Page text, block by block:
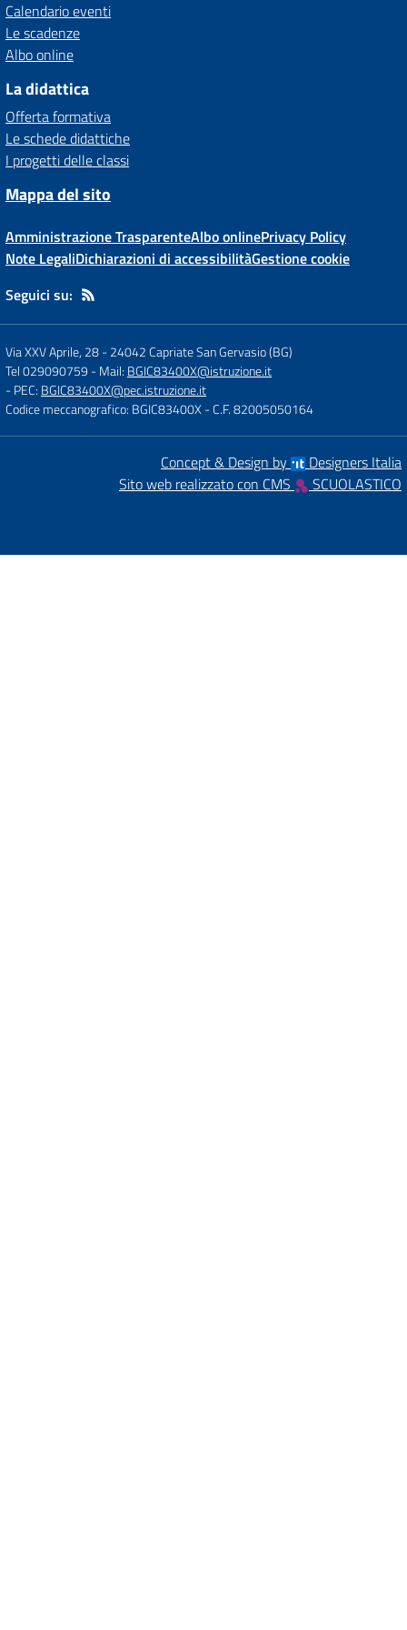
Calendario eventi
Le scadenze
Albo online
La didattica
Offerta formativa
Le schede didattiche
I progetti delle classi
Mappa del sito
Amministrazione TrasparenteAlbo onlinePrivacy Policy
Note LegaliDichiarazioni di accessibilitàGestione cookie
Seguici su:
Via XXV Aprile, 28-24042 Capriate San Gervasio (BG)
Tel 029090759 - Mail: BGIC83400X@istruzione.it
- PEC: BGIC83400X@pec.istruzione.it
Codice meccanografico: BGIC83400X- C.F. 82005050164
Concept & Design by
Designers Italia
Sito web realizzato con CMS
SCUOLASTICO